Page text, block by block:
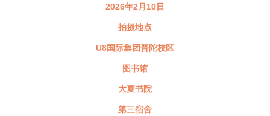
2026年2月10日
拍摄地点
U8国际集团普陀校区
图书馆
大夏书院
第三宿舍